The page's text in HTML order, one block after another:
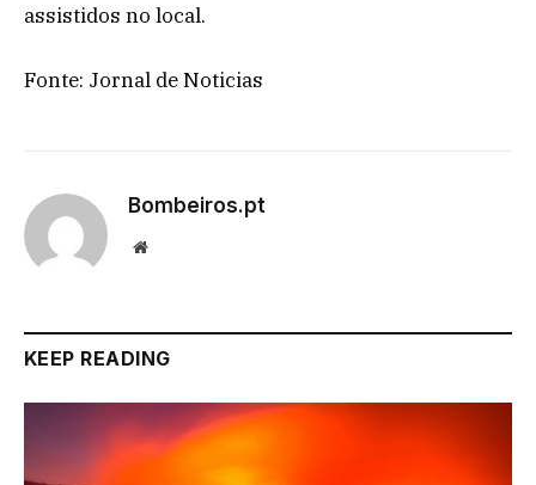
assistidos no local.
Fonte: Jornal de Noticias
Bombeiros.pt
Website
KEEP READING